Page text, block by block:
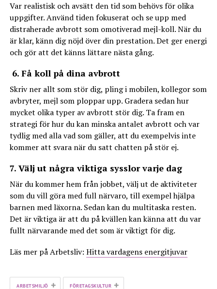
Var realistisk och avsätt den tid som behövs för olika
uppgifter. Använd tiden fokuserat och se upp med
distraherade avbrott som omotiverad mejl-koll. När du
är klar, känn dig nöjd över din prestation. Det ger energi
och gör att det känns lättare nästa gång.
6. Få koll på dina avbrott
Skriv ner allt som stör dig, pling i mobilen, kollegor som
avbryter, mejl som ploppar upp. Gradera sedan hur
mycket olika typer av avbrott stör dig. Ta fram en
strategi för hur du kan minska antalet avbrott och var
tydlig med alla vad som gäller, att du exempelvis inte
kommer att svara när du satt chatten på stör ej.
7. Välj ut några viktiga sysslor varje dag
När du kommer hem från jobbet, välj ut de aktiviteter
som du vill göra med full närvaro, till exempel hjälpa
barnen med läxorna. Sedan kan du multitaska resten.
Det är viktiga är att du på kvällen kan känna att du var
fullt närvarande med det som är viktigt för dig.
Läs mer på Arbetsliv: Hitta vardagens energitjuvar
ARBETSMILJÖ + FÖRETAGSKULTUR +